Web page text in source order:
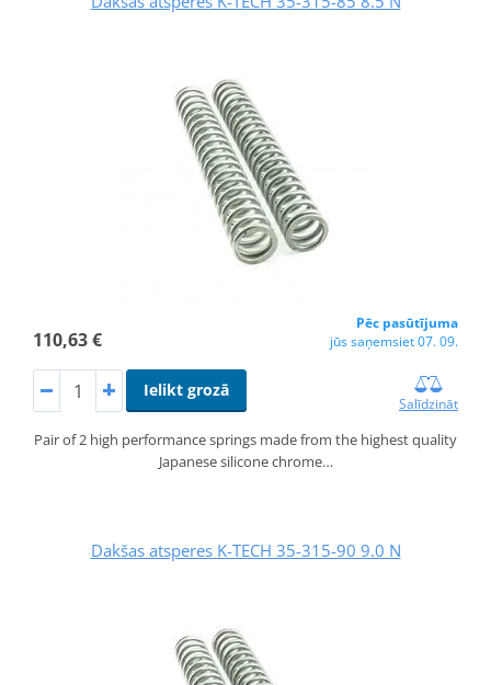
110,63 €
Pēc pasūtījuma
jūs saņemsiet 07. 09.
Ielikt grozā
Salīdzināt
Pair of 2 high performance springs made from the highest quality
Japanese silicone chrome…
Dakšas atsperes K-TECH 35-315-90 9.0 N